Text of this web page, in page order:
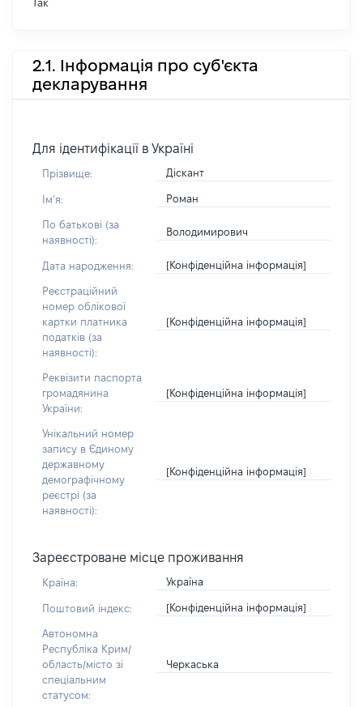
Так
2.1. Інформація про суб'єкта
декларування
Для ідентифікації в Україні
Прізвище: Діскант
Імʼя: Роман
По батькові (за
наявності):
Володимирович
Дата народження: [Конфіденційна інформація]
Реєстраційний
номер облікової
картки платника
податків (за
наявності):
[Конфіденційна інформація]
Реквізити паспорта
громадянина
України:
[Конфіденційна інформація]
Унікальний номер
запису в Єдиному
державному
демографічному
реєстрі (за
наявності):
[Конфіденційна інформація]
Зареєстроване місце проживання
Країна: Україна
Поштовий індекс: [Конфіденційна інформація]
Автономна
Республіка Крим/
область/місто зі
спеціальним
статусом:
Черкаська